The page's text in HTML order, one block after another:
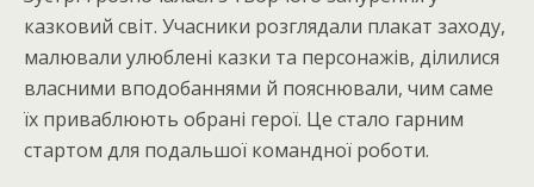
казковий світ. Учасники розглядали плакат заходу,
малювали улюблені казки та персонажів, ділилися
власними вподобаннями й пояснювали, чим саме
їх приваблюють обрані герої. Це стало гарним
стартом для подальшої командної роботи.